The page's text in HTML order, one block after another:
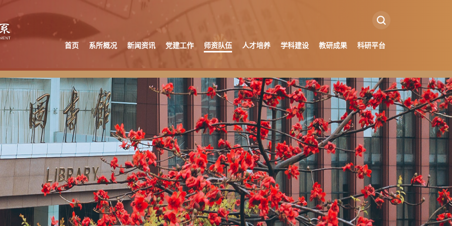
首页 系所概况 新闻资讯 党建工作 师资队伍 人才培养 学科建设 教研成果 科研平台